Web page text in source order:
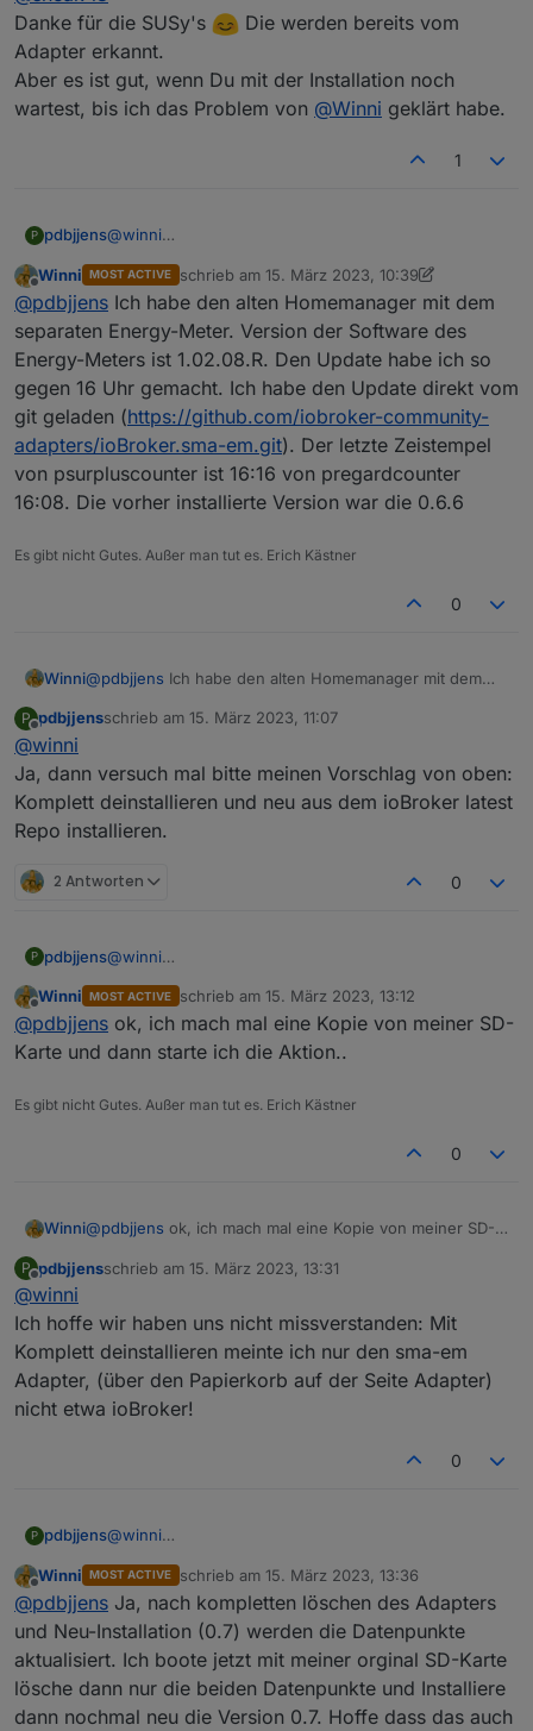
SunnyHomeManager: 372 (Version 2.11.5.R)
Danke für die SUSy's
Die werden bereits vom
Adapter erkannt.
Aber es ist gut, wenn Du mit der Installation noch
wartest, bis ich das Problem von @Winni geklärt habe.
1
P pdbjjens@winni
sowie ein EMeter 1.0 , richtig? Welche SW-Version
(Klartext) zeigt der sma-em Adapter für das EM an?
Zum Thema fehlende Aktualisierung:
16:16 war der Zeitpunkt an dem Du den sma-em
upgedated hast, richtig?
"Zuletzt geändert" und "Zeitstempel" stehen beide
auf 16:16?
Wie hast Du den Update gemacht?
Einfach über die ioBroker Update Funktion? Welche
Version von sma-em war vorher installiert und von wo
geladen (GitHub oder ioBroker Repository)?
stoppen, den Object-Baum komplett zu löschen und
hilft, den sma-em komplett deinstallieren und über
Offline
Winni MOST ACTIVE schrieb am 15. März 2023, 10:39
zuletzt editiert von Winni
@pdbjjens Ich habe den alten Homemanager mit dem
separaten Energy-Meter. Version der Software des
Energy-Meters ist 1.02.08.R. Den Update habe ich so
gegen 16 Uhr gemacht. Ich habe den Update direkt vom
git geladen (https://github.com/iobroker-community-
adapters/ioBroker.sma-em.git). Der letzte Zeistempel
von psurpluscounter ist 16:16 von pregardcounter
16:08. Die vorher installierte Version war die 0.6.6
Es gibt nicht Gutes. Außer man tut es. Erich Kästner
0
Winni@pdbjjens Ich habe den alten Homemanager mit dem
Energy-Meters ist 1.02.08.R. Den Update habe ich so
git geladen (https://github.com/iobroker-community-
adapters/ioBroker.sma-em.git
). Der letzte Zeistempel
von psurpluscounter ist 16:16 von pregardcounter 16:08.
Die vorher installierte Version war die 0.6.6
P
Offline
pdbjjensschrieb am 15. März 2023, 11:07
zuletzt editiert von
@winni
Ja, dann versuch mal bitte meinen Vorschlag von oben:
Komplett deinstallieren und neu aus dem ioBroker latest
Repo installieren.
2 Antworten 0
P pdbjjens@winni
oben: Komplett deinstallieren und neu aus dem
ioBroker latest Repo installieren.
Offline
Winni MOST ACTIVE schrieb am 15. März 2023, 13:12
zuletzt editiert von
@pdbjjens ok, ich mach mal eine Kopie von meiner SD-
Karte und dann starte ich die Aktion..
Es gibt nicht Gutes. Außer man tut es. Erich Kästner
0
Winni@pdbjjens ok, ich mach mal eine Kopie von meiner SD-
P
Offline
pdbjjensschrieb am 15. März 2023, 13:31
zuletzt editiert von
@winni
Ich hoffe wir haben uns nicht missverstanden: Mit
Komplett deinstallieren meinte ich nur den sma-em
Adapter, (über den Papierkorb auf der Seite Adapter)
nicht etwa ioBroker!
0
P pdbjjens@winni
oben: Komplett deinstallieren und neu aus dem
ioBroker latest Repo installieren.
Offline
Winni MOST ACTIVE schrieb am 15. März 2023, 13:36
zuletzt editiert von
@pdbjjens Ja, nach kompletten löschen des Adapters
und Neu-Installation (0.7) werden die Datenpunkte
aktualisiert. Ich boote jetzt mit meiner orginal SD-Karte
lösche dann nur die beiden Datenpunkte und Installiere
dann nochmal neu die Version 0.7. Hoffe dass das auch